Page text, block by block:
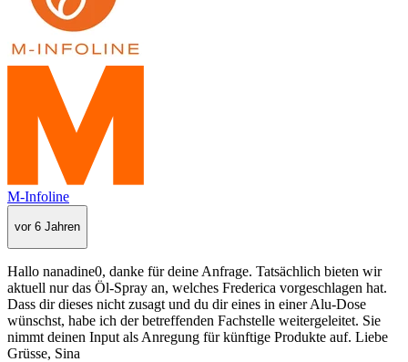
M-Infoline
vor 6 Jahren
Hallo nanadine0, danke für deine Anfrage. Tatsächlich bieten wir
aktuell nur das Öl-Spray an, welches Frederica vorgeschlagen hat.
Dass dir dieses nicht zusagt und du dir eines in einer Alu-Dose
wünschst, habe ich der betreffenden Fachstelle weitergeleitet. Sie
nimmt deinen Input als Anregung für künftige Produkte auf. Liebe
Grüsse, Sina